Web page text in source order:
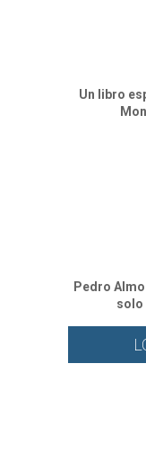
Un libro
Pedro
solo